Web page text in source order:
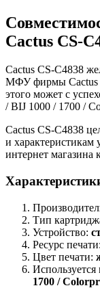
Cactus CS-
Cactus CS-C4838
МФУ фирмы Cactus
этого может с
/ BIJ 1000 / 1700 /
Cactus CS-C4838
и характеристикам
интернет магазина
Тип
Устройство:
Ресурс печати:
Цвет печати:
Используется
1700 /